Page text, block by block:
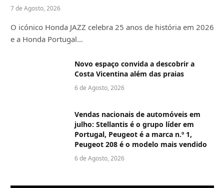
7 de Agosto, 2026
O icónico Honda JAZZ celebra 25 anos de história em 2026
e a Honda Portugal…
Novo espaço convida a descobrir a
Costa Vicentina além das praias
6 de Agosto, 2026
Vendas nacionais de automóveis em
julho: Stellantis é o grupo líder em
Portugal, Peugeot é a marca n.º 1,
Peugeot 208 é o modelo mais vendido
6 de Agosto, 2026